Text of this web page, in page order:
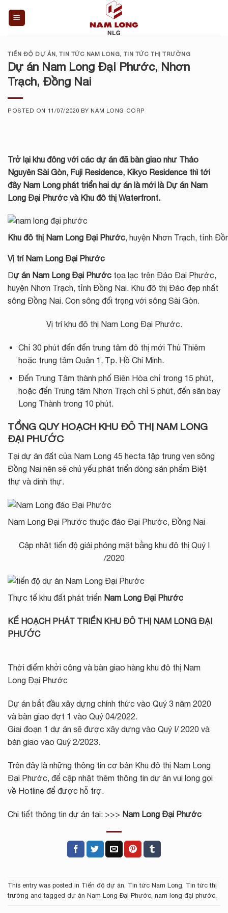
TIẾN ĐỘ DỰ ÁN,TIN TỨC NAM LONG, TIN TỨC THỊ TRƯỜNG
Dự án Nam Long Đại Phước, Nhơn
Trạch, Đồng Nai
POSTED ON 11/07/2020 BY NAM LONG CORP
Trở lại khu đông với các dự án đã bàn giao như Thảo
Nguyên Sài Gòn, Fuji Residence, Kikyo Residence thì tới
đây Nam Long phát triển hai dự án là mới là Dự án Nam
Long Đại Phước và Khu đô thị Waterfront.
Khu đô thị Nam Long Đại Phước, huyện Nhơn Trạch, tỉnh
Vị trí Nam Long Đại Phước
Dự án Nam Long Đại Phước tọa lạc trên Đảo Đại Phước,
huyện Nhơn Trạch, tỉnh Đồng Nai. Khu đô thị Đảo đẹp nhất
sông Đồng Nai. Con sông đối trọng với sông Sài Gòn.
Vị trí khu đô thị Nam Long Đại Phước.
Chỉ 30 phút đến đến trung tâm đô thị mới Thủ Thiêm
hoặc trung tâm Quận 1, Tp. Hồ Chí Minh.
Đến Trung Tâm thành phố Biên Hòa chỉ trong 15 phút,
hoặc đến Trung tâm Nhơn Trạch chỉ 5 phút, đến sân bay
Long Thành trong 10 phút.
TỔNG QUY HOẠCH KHU ĐÔ THỊ NAM LONG
ĐẠI PHƯỚC
Tại dự án đất của Nam Long 45 hecta tập trung ven sông
Đồng Nai nên sẽ chủ yếu phát triển dòng sản phẩm Biệt
thự và dinh thự.
Nam Long Đại Phước thuộc đảo Đại Phước, Đồng Nai
Cập nhật tiến độ giải phóng mặt bằng khu đô thị Quý I
/2020
Thực tế khu đất phát triển Nam Long Đại Phước
KẾ HOẠCH PHÁT TRIỂN KHU ĐÔ THỊ NAM LONG ĐẠI
PHƯỚC
Thời điểm khởi công và bàn giao hàng khu đô thị Nam
Long Đại Phước
Dự án bắt đầu xây dựng chính thức vào Quý 3 năm 2020
và bàn giao đợt 1 vào Quý 04/2022.
Giai đoạn 1 dự án sẽ được xây dựng vào Quý I/ 2020 và
bàn giao vào Quý 2/2023.
Trên đây là những thông tin cơ bản Khu đô thị Nam Long
Đại Phước, để cập nhật thêm thông tin dự án vui long gọi
về Hotline để được hỗ trợ.
Chi tiết thông tin dự án tại: >>> Nam Long Đại Phước
This entry was posted in Tiến độ dự án Tin tức Nam Long Tin tức thị
trường and tagged dự án Nam Long Đại Phước nam long đại phước